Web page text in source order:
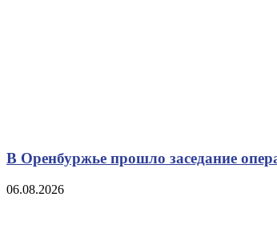
В Оренбуржье прошло заседание
06.08.2026